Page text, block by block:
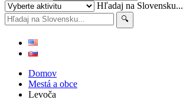
Hľadaj na Slovensku...
Domov
Mestá a obce
Levoča